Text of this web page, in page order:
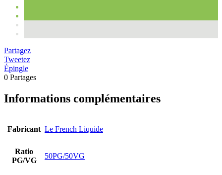
Partagez
Tweetez
Épingle
0 Partages
Informations complémentaires
Fabricant Le French Liquide
Ratio
PG/VG
50PG/50VG